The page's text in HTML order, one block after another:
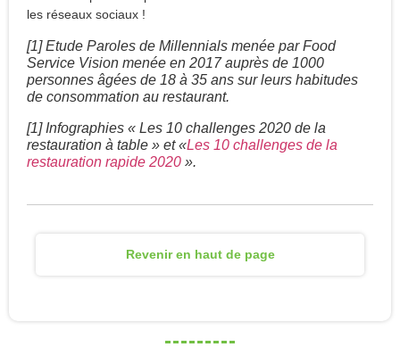
les réseaux sociaux !
[1] Etude Paroles de Millennials menée par Food
Service Vision menée en 2017 auprès de 1000
personnes âgées de 18 à 35 ans sur leurs habitudes
de consommation au restaurant.
[1] Infographies « Les 10 challenges 2020 de la
restauration à table » et «Les 10 challenges de la
restauration rapide 2020 ».
Revenir en haut de page